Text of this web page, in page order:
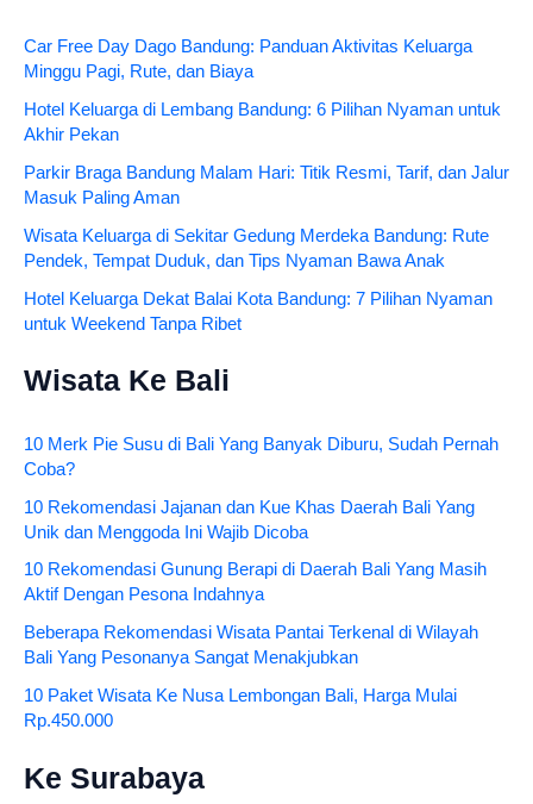
Car Free Day Dago Bandung: Panduan Aktivitas Keluarga
Minggu Pagi, Rute, dan Biaya
Hotel Keluarga di Lembang Bandung: 6 Pilihan Nyaman untuk
Akhir Pekan
Parkir Braga Bandung Malam Hari: Titik Resmi, Tarif, dan Jalur
Masuk Paling Aman
Wisata Keluarga di Sekitar Gedung Merdeka Bandung: Rute
Pendek, Tempat Duduk, dan Tips Nyaman Bawa Anak
Hotel Keluarga Dekat Balai Kota Bandung: 7 Pilihan Nyaman
untuk Weekend Tanpa Ribet
Wisata Ke Bali
10 Merk Pie Susu di Bali Yang Banyak Diburu, Sudah Pernah
Coba?
10 Rekomendasi Jajanan dan Kue Khas Daerah Bali Yang
Unik dan Menggoda Ini Wajib Dicoba
10 Rekomendasi Gunung Berapi di Daerah Bali Yang Masih
Aktif Dengan Pesona Indahnya
Beberapa Rekomendasi Wisata Pantai Terkenal di Wilayah
Bali Yang Pesonanya Sangat Menakjubkan
10 Paket Wisata Ke Nusa Lembongan Bali, Harga Mulai
Rp.450.000
Ke Surabaya